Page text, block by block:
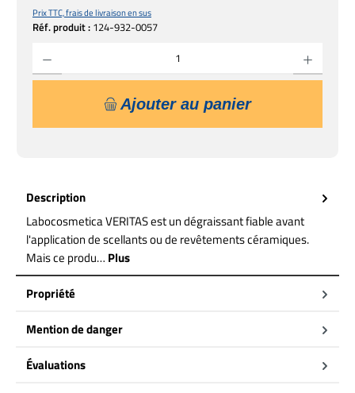
Prix TTC, frais de livraison en sus
Réf. produit : 124-932-0057
Ajouter au panier
Description
Labocosmetica VERITAS est un dégraissant fiable avant
l'application de scellants ou de revêtements céramiques.
Mais ce produ… Plus
Propriété
Mention de danger
Évaluations